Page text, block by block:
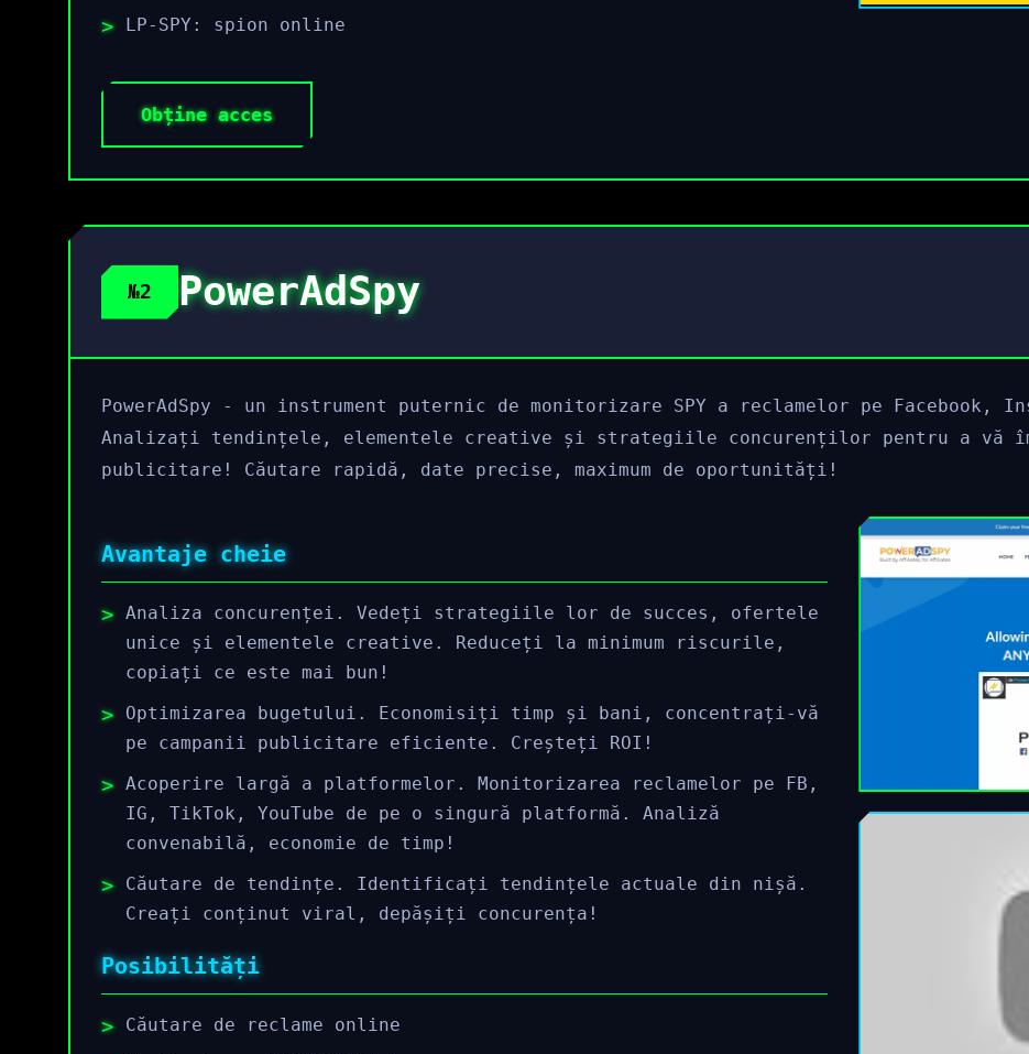
LP-SPY: spion online
Obține acces
№2 PowerAdSpy
PowerAdSpy - un instrument puternic de monitorizare SPY a reclamelor pe Facebook,
Analizați tendințele, elementele creative și strategiile concurenților pentru a vă
publicitare! Căutare rapidă, date precise, maximum de oportunități!
Avantaje cheie
Analiza concurenței. Vedeți strategiile lor de succes, ofertele
unice și elementele creative. Reduceți la minimum riscurile,
copiați ce este mai bun!
Optimizarea bugetului. Economisiți timp și bani, concentrați-vă
pe campanii publicitare eficiente. Creșteți ROI!
Acoperire largă a platformelor. Monitorizarea reclamelor pe FB,
IG, TikTok, YouTube de pe o singură platformă. Analiză
convenabilă, economie de timp!
Căutare de tendințe. Identificați tendințele actuale din nișă.
Creați conținut viral, depășiți concurența!
Posibilități
Căutare de reclame online